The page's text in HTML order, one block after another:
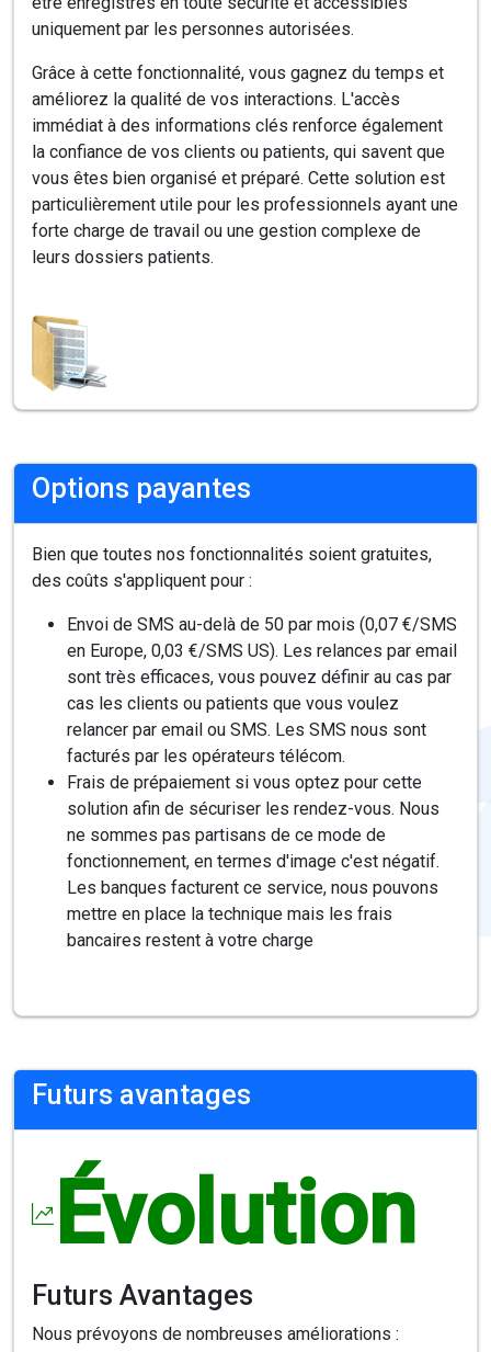
uniquement par les personnes autorisées.
Grâce à cette fonctionnalité, vous gagnez du temps et
améliorez la qualité de vos interactions. L'accès
immédiat à des informations clés renforce également
la confiance de vos clients ou patients, qui savent que
vous êtes bien organisé et préparé. Cette solution est
particulièrement utile pour les professionnels ayant une
forte charge de travail ou une gestion complexe de
leurs dossiers patients.
Options payantes
Bien que toutes nos fonctionnalités soient gratuites,
des coûts s'appliquent pour :
Envoi de SMS au-delà de 50 par mois (0,07 €/SMS
en Europe, 0,03 €/SMS US). Les relances par email
sont très efficaces, vous pouvez définir au cas par
cas les clients ou patients que vous voulez
relancer par email ou SMS. Les SMS nous sont
facturés par les opérateurs télécom.
Frais de prépaiement si vous optez pour cette
solution afin de sécuriser les rendez-vous. Nous
ne sommes pas partisans de ce mode de
fonctionnement, en termes d'image c'est négatif.
Les banques facturent ce service, nous pouvons
mettre en place la technique mais les frais
bancaires restent à votre charge
Futurs avantages
Évolution
Futurs Avantages
Nous prévoyons de nombreuses améliorations :